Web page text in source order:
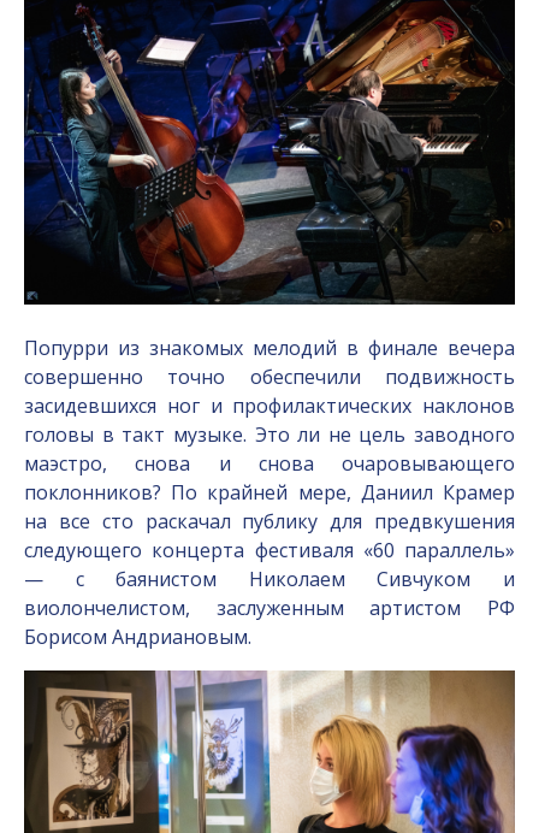
Попурри из знакомых мелодий в финале вечера
совершенно точно обеспечили подвижность
засидевшихся ног и профилактических наклонов
головы в такт музыке. Это ли не цель заводного
маэстро, снова и снова очаровывающего
поклонников? По крайней мере, Даниил Крамер
на все сто раскачал публику для предвкушения
следующего концерта фестиваля «60 параллель»
— с баянистом Николаем Сивчуком и
виолончелистом, заслуженным артистом РФ
Борисом Андриановым.